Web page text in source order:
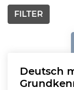
FILTER
Deutsch